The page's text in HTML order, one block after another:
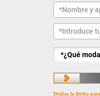
Desliza la flecha